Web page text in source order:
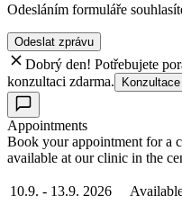
Odesláním formuláře
Odeslat zprávu
Dobrý den! Potřebujete
konzultaci zdarma.
Appointments
Book your appointment for a
available at our clinic in the
10.9. - 13.9. 2026